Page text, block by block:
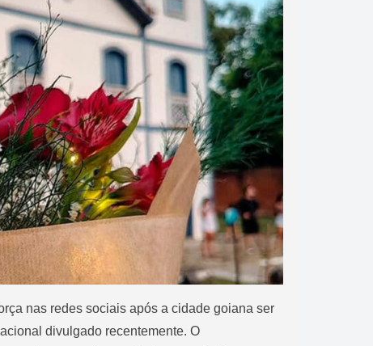
nas redes sociais após a cidade goiana ser
divulgado recentemente. O